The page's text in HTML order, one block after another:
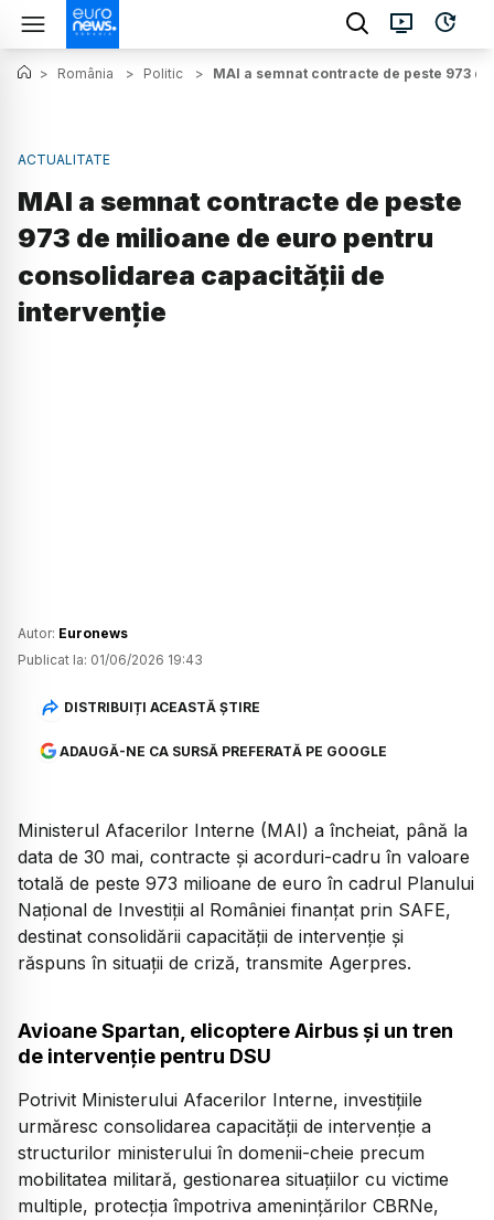
> România > Politic > MAI a semnat contracte de peste 973
ACTUALITATE
MAI a semnat contracte de peste
973 de milioane de euro pentru
consolidarea capacității de
intervenție
Autor: Euronews
Publicat la: 01/06/2026 19:43
DISTRIBUIȚI ACEASTĂ ȘTIRE
ADAUGĂ-NE CA SURSĂ PREFERATĂ PE GOOGLE
Ministerul Afacerilor Interne (MAI) a încheiat, până la
data de 30 mai, contracte și acorduri-cadru în valoare
totală de peste 973 milioane de euro în cadrul Planului
Național de Investiții al României finanțat prin SAFE,
destinat consolidării capacității de intervenție și
răspuns în situații de criză, transmite Agerpres.
Avioane Spartan, elicoptere Airbus și un tren
de intervenție pentru DSU
Potrivit Ministerului Afacerilor Interne, investițiile
urmăresc consolidarea capacității de intervenție a
structurilor ministerului în domenii-cheie precum
mobilitatea militară, gestionarea situațiilor cu victime
multiple, protecția împotriva amenințărilor CBRNe,